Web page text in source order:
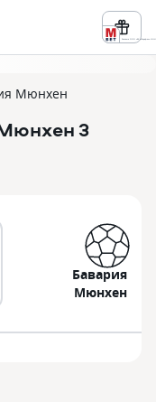
Реклама ООО «БК «Марафон» ИНН
Мюнхен
3
Бавария
Мюнхен